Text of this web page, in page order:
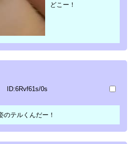
どこー！
ID:6Rvf61s/0s
のテルくんだー！